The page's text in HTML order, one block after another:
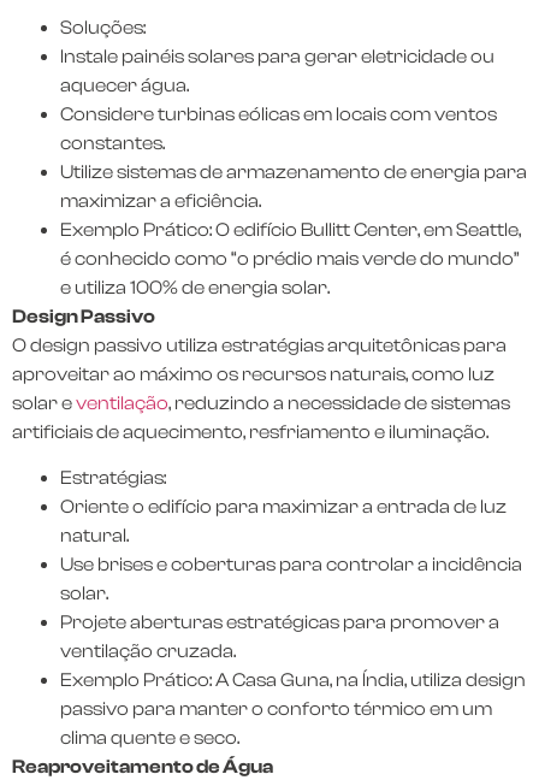
Soluções:
Instale painéis solares para gerar eletricidade ou
aquecer água.
Considere turbinas eólicas em locais com ventos
constantes.
Utilize sistemas de armazenamento de energia para
maximizar a eficiência.
Exemplo Prático: O edifício Bullitt Center, em Seattle,
é conhecido como “o prédio mais verde do mundo”
e utiliza 100% de energia solar.
Design Passivo
O design passivo utiliza estratégias arquitetônicas para
aproveitar ao máximo os recursos naturais, como luz
solar eventilação, reduzindo a necessidade de sistemas
artificiais de aquecimento, resfriamento e iluminação.
Estratégias:
Oriente o edifício para maximizar a entrada de luz
natural.
Use brises e coberturas para controlar a incidência
solar.
Projete aberturas estratégicas para promover a
ventilação cruzada.
Exemplo Prático: A Casa Guna, na Índia, utiliza design
passivo para manter o conforto térmico em um
clima quente e seco.
Reaproveitamento de Água